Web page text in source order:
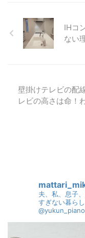
IHコ
ない
壁掛けテレビの配
レビの高さは命！
夫、私、息子
すぎない暮らし
@yukun_piano